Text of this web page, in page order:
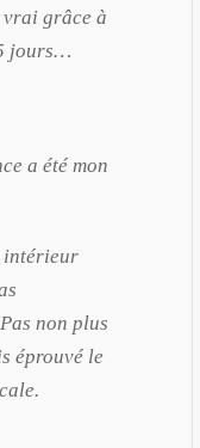
vrai grâce à
jours…
a été mon
intérieur
non plus
éprouvé le